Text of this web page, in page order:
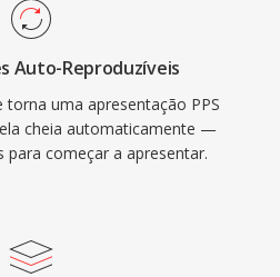
Auto-Reproduzíveis
torna uma apresentação PPS
cheia automaticamente —
para começar a apresentar.